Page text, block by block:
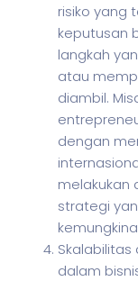
risiko yang
keputusan
langkah
atau
diambil.
dengan
melakukan
strategi
Skalabilitas
dalam